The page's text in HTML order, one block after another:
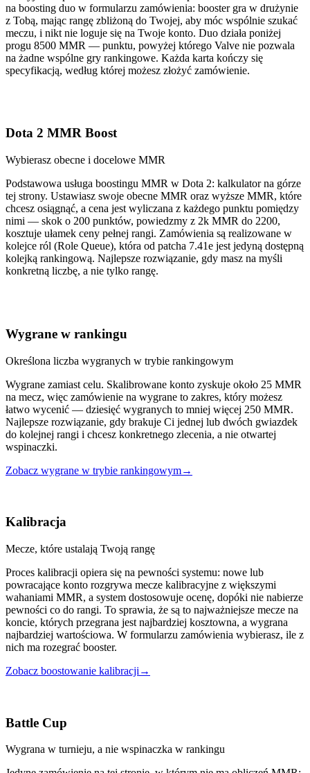
na boosting duo w formularzu zamówienia: booster gra w drużynie
z Tobą, mając rangę zbliżoną do Twojej, aby móc wspólnie szukać
meczu, i nikt nie loguje się na Twoje konto. Duo działa poniżej
progu 8500 MMR — punktu, powyżej którego Valve nie pozwala
na żadne wspólne gry rankingowe. Każda karta kończy się
specyfikacją, według której możesz złożyć zamówienie.
Dota 2 MMR Boost
Wybierasz obecne i docelowe MMR
Podstawowa usługa boostingu MMR w Dota 2: kalkulator na górze
tej strony. Ustawiasz swoje obecne MMR oraz wyższe MMR, które
chcesz osiągnąć, a cena jest wyliczana z każdego punktu pomiędzy
nimi — skok o 200 punktów, powiedzmy z 2k MMR do 2200,
kosztuje ułamek ceny pełnej rangi. Zamówienia są realizowane w
kolejce ról (Role Queue), która od patcha 7.41e jest jedyną dostępną
kolejką rankingową. Najlepsze rozwiązanie, gdy masz na myśli
konkretną liczbę, a nie tylko rangę.
Wygrane w rankingu
Określona liczba wygranych w trybie rankingowym
Wygrane zamiast celu. Skalibrowane konto zyskuje około 25 MMR
na mecz, więc zamówienie na wygrane to zakres, który możesz
łatwo wycenić — dziesięć wygranych to mniej więcej 250 MMR.
Najlepsze rozwiązanie, gdy brakuje Ci jednej lub dwóch gwiazdek
do kolejnej rangi i chcesz konkretnego zlecenia, a nie otwartej
wspinaczki.
Zobacz wygrane w trybie rankingowym→
Kalibracja
Mecze, które ustalają Twoją rangę
Proces kalibracji opiera się na pewności systemu: nowe lub
powracające konto rozgrywa mecze kalibracyjne z większymi
wahaniami MMR, a system dostosowuje ocenę, dopóki nie nabierze
pewności co do rangi. To sprawia, że są to najważniejsze mecze na
koncie, których przegrana jest najbardziej kosztowna, a wygrana
najbardziej wartościowa. W formularzu zamówienia wybierasz, ile z
nich ma rozegrać booster.
Zobacz boostowanie kalibracji →
Battle Cup
Wygrana w turnieju, a nie wspinaczka w rankingu